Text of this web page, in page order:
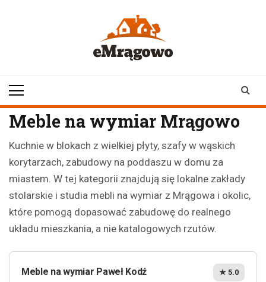
Meble na wymiar Mrągowo
Kuchnie w blokach z wielkiej płyty, szafy w wąskich
korytarzach, zabudowy na poddaszu w domu za
miastem. W tej kategorii znajdują się lokalne zakłady
stolarskie i studia mebli na wymiar z Mrągowa i okolic,
które pomogą dopasować zabudowę do realnego
układu mieszkania, a nie katalogowych rzutów.
Meble na wymiar Paweł Kodź ★ 5.0